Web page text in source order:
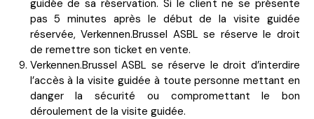
guidée de sa réservation. Si le client ne se présente
pas 5 minutes après le début de la visite guidée
réservée,Verkennen.Brussel ASBL se réserve le droit
de remettre son ticket en vente.
Verkennen.Brussel ASBL se réserve le droit d’interdire
l’accès à la visite guidée à toute personne mettant en
danger la sécurité ou compromettant le bon
déroulement de la visite guidée.